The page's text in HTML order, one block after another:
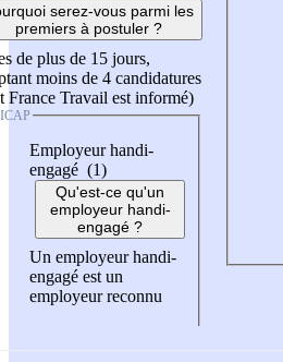
serez-vous parmi les
premiers à postuler ?
de plus de 15 jours,
moins de 4 candidatures
France Travail est informé)
Employeur handi-
engagé (1)
Qu'est-ce qu'un
employeur handi-
engagé ?
Un employeur handi-
engagé est un
employeur reconnu